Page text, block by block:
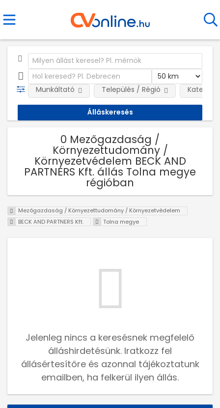
Munkáltató Település / Régió
0 Mezőgazdaság /
Környezettudomány /
Környezetvédelem BECK AND
PARTNERS Kft. állás Tolna megye
régióban
Mezőgazdaság / Környezettudomány / Környezetvédelem
BECK AND PARTNERS Kft.
Tolna megye
Jelenleg nincs a keresésnek megfelelő
álláshirdetésünk. Iratkozz fel
állásértesítőre és azonnal tájékoztatunk
emailben, ha felkerül ilyen állás.